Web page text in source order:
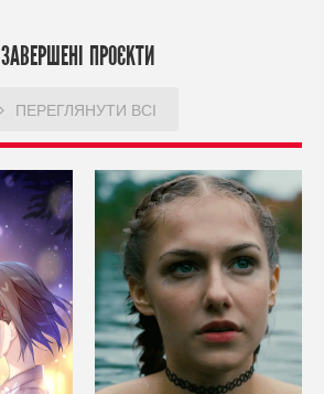
ЗАВЕРШЕНІ ПРОЄКТИ
ПЕРЕГЛЯНУТИ ВСІ